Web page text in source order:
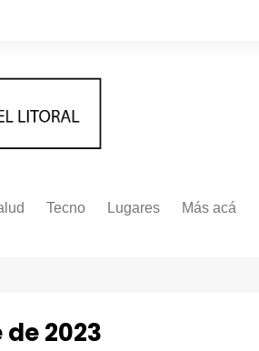
Tecno Lugares Más acá
2023